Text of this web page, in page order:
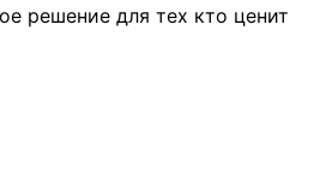
решение для тех кто ценит